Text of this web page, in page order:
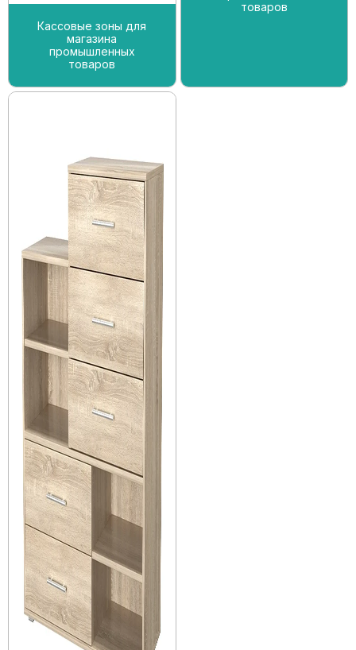
Кассовые зоны для
магазина
промышленных
товаров
товаров